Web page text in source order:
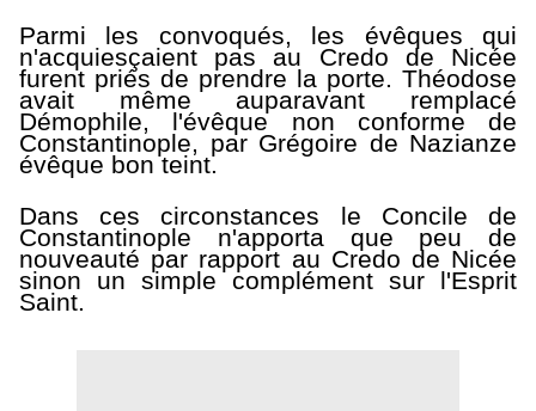
Parmi les convoqués, les évêques qui
n'acquiesçaient pas au Credo de Nicée
furent priés de prendre la porte. Théodose
avait même auparavant remplacé
Démophile, l'évêque non conforme de
Constantinople, par Grégoire de Nazianze
évêque bon teint.
Dans ces circonstances le Concile de
Constantinople n'apporta que peu de
nouveauté par rapport au Credo de Nicée
sinon un simple complément sur l'Esprit
Saint.